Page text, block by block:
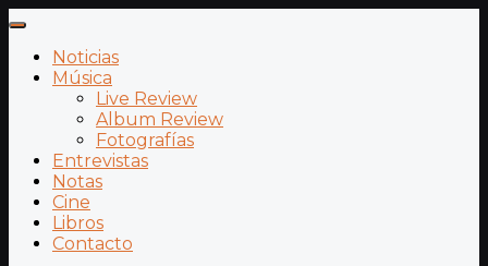
Noticias
Música
Live Review
Album Review
Fotografías
Entrevistas
Notas
Cine
Libros
Contacto